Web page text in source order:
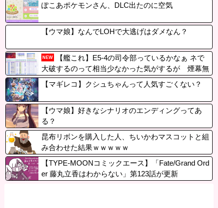
ぽこあポケモンさん、DLC出たのに空気
【ウマ娘】なんでLOHで大逃げはダメなん？
NEW
【艦これ】E5-4の司令部っているかなぁ ネで
大破するのって相当少なかった気がするが 煙幕無
しで
【マギレコ】クシュちゃんって人気すごくない？
【ウマ娘】好きなシナリオのエンディングってあ
る？
昆布リボンを購入した人、ちいかわマスコットと組
み合わせた結果ｗｗｗｗｗ
【TYPE-MOONコミックエース】「Fate/Grand Ord
er 藤丸立香はわからない」第123話が更新